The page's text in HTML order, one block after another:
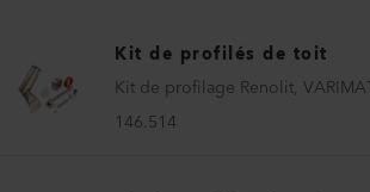
Kit de profilés de toit
Kit de profilage Renolit,
146.514